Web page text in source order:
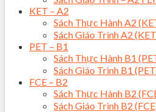
KET – A2
Sách Thực Hành A2
Sách Giáo Trình A2
PET – B1
Sách Thực Hành B1
Sách Giáo Trình B1
FCE – B2
Sách Thực Hành B2
Sách Giáo Trình B2